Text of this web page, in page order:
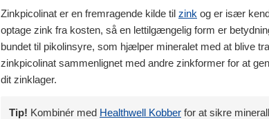
Zinkpicolinat er en fremragende kilde til zink og er især
optage zink fra kosten, så en lettilgængelig form er
bundet til pikolinsyre, som hjælper mineralet med at blive
zinkpicolinat sammenlignet med andre zinkformer for at
dit zinklager.
Tip! Kombinér med Healthwell Kobber for at sikre